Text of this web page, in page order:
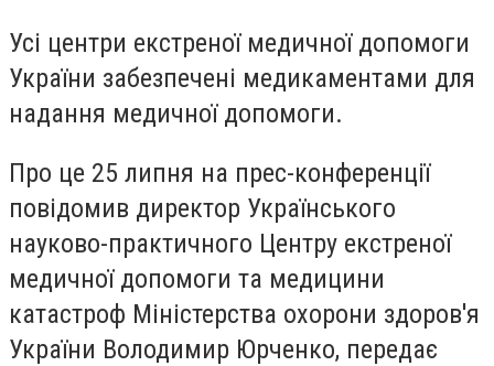
Усі центри екстреної медичної допомоги
України забезпечені медикаментами для
надання медичної допомоги.
Про це 25 липня на прес-конференції
повідомив директор Українського
науково-практичного Центру екстреної
медичної допомоги та медицини
катастроф Міністерства охорони здоров'я
України Володимир Юрченко, передає